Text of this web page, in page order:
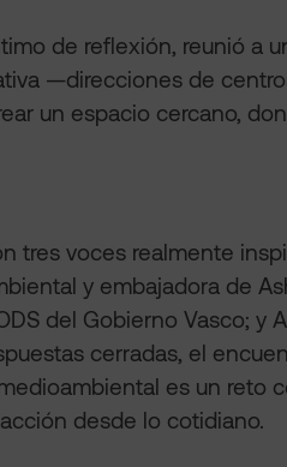
de reflexión, reunió a
—direcciones de
un espacio cercano,
tres voces realmente
y embajadora de
del Gobierno Vasco; y
cerradas, el
es un reto
desde lo cotidiano.